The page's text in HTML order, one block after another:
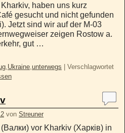
haben uns kurz
gesucht und nicht gefunden
Jetzt sind wir auf der M-03
zeigen Rostow a.
gut …
Ukraine unterwegs | Verschlagwortet
von Streuner
vor Kharkiv (Харків) in